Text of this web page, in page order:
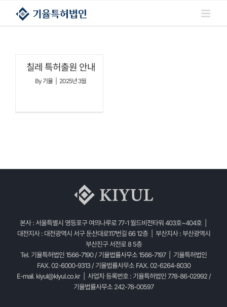
콘텐츠로
건너뛰기
칠레 특허출원 안내
By기율 2025년 3월
본사 : 서울특별시 영등포구 여의나루로 77-1 월드비전타워 403호~404호 |
대전지사 : 대전광역시 서구 둔산대로117번길 66 12층 | 부산지사 : 부산광역시
부산진구 서전로 8 5층
Tel. 기율특허법인 1566-7190 / 기율법률사무소 1566-7197 | 기율특허법인
FAX. 02-6000-9313 / 기율법률사무소 FAX. 02-6264-8030
E-mail. kiyul@kiyul.co.kr| 사업자 등록번호 : 기율특허법인 778-86-02992 /
기율법률사무소 242-78-00597